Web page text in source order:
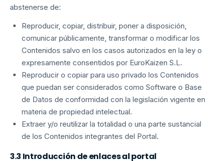
abstenerse de:
Reproducir, copiar, distribuir, poner a disposición,
comunicar públicamente, transformar o modificar los
Contenidos salvo en los casos autorizados en la ley o
expresamente consentidos por EuroKaizen S.L.
Reproducir o copiar para uso privado los Contenidos
que puedan ser considerados como Software o Base
de Datos de conformidad con la legislación vigente en
materia de propiedad intelectual.
Extraer y/o reutilizar la totalidad o una parte sustancial
de los Contenidos integrantes del Portal.
3.3 Introducción de enlaces al portal